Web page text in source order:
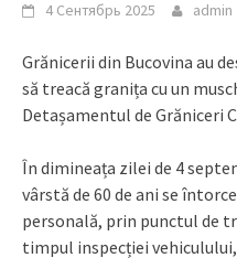
4 Сентябрь 2025 admin
Grănicerii din Bucovina au
să treacă granița cu un
Detașamentul de Grăniceri
În dimineața zilei de 4
vârstă de 60 de ani se
personală, prin punctul de
timpul inspecției